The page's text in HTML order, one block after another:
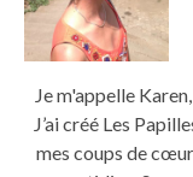
Je m'appelle
J’ai créé Les
mes coups de